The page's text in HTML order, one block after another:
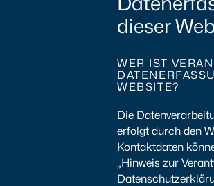
dieser
WER IST
WEBSITE?
Die
erfolgt durch den
Kontaktdaten
„Hinweis zur